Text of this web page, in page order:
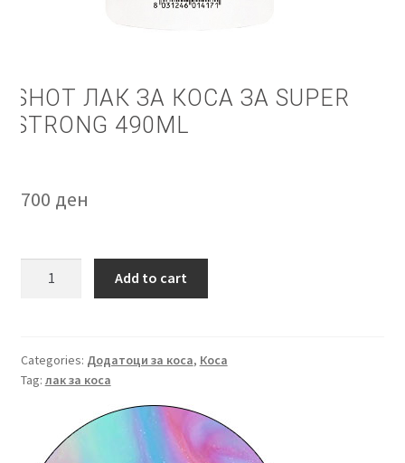
SHOT ЛАК ЗА КОСА ЗА SUPER
STRONG 490ML
700 ден
за
SUPER
quantity
Add to cart
Categories: Додатоци за коса, Коса
Tag: лак за коса